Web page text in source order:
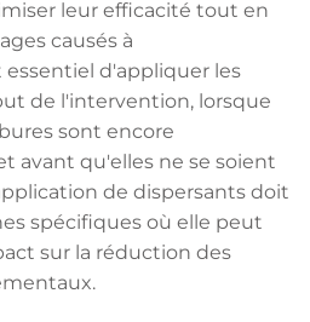
leur efficacité tout en
causés à
d'appliquer les
de l'intervention, lorsque
sont encore
avant qu'elles ne se soient
de dispersants doit
spécifiques où elle peut
sur la réduction des